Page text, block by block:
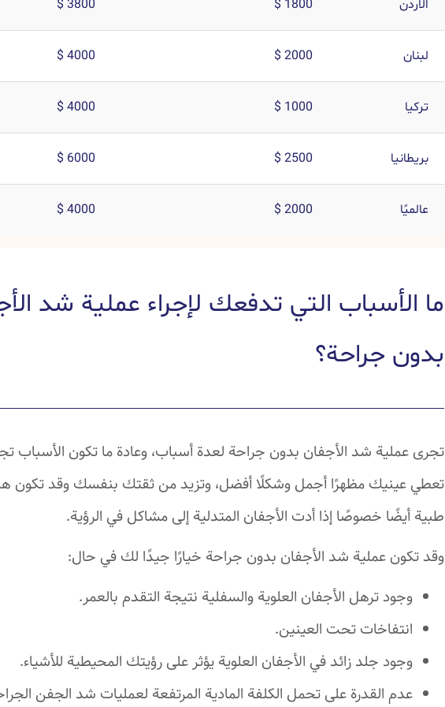
الأردن 1800 $
3800 $
لبنان 2000 $
4000 $
تركيا 1000 $
4000 $
بريطانيا 2500 $
6000 $
عالميًا 2000 $
4000 $
ما الأسباب التي تدفعك لإجراء عملية شد
بدون جراحة؟
تجرى عملية شد الأجفان بدون جراحة لعدة أسباب، وعادة ما تكون الأسباب
تعطي عينيك مظهرًا أجمل وشكلًا أفضل، وتزيد من ثقتك بنفسك وقد تكون
طبية أيضًا خصوصًا إذا أدت الأجفان المتدلية إلى مشاكل في الرؤية.
وقد تكون عملية شد الأجفان بدون جراحة خيارًا جيدًا لك في حال:
وجود ترهل الأجفان العلوية والسفلية نتيجة التقدم بالعمر.
انتفاخات تحت العينين.
وجود جلد زائد في الأجفان العلوية يؤثر على رؤيتك المحيطية للأشياء.
عدم القدرة على تحمل الكلفة المادية المرتفعة لعمليات شد الجفن